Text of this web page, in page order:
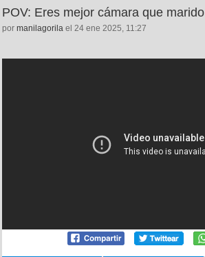
POV: Eres mejor cámara que marido
por manilagorila el 24 ene 2025, 11:27